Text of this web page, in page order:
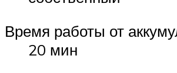
Время работы от
20 мин